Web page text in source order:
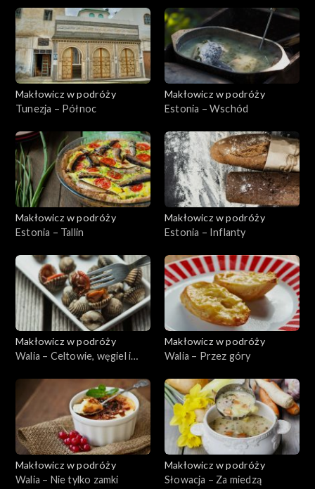
Makłowicz w podróży
Tunezja – Północ
Makłowicz w podróży
Estonia – Wschód
Makłowicz w podróży
Estonia – Tallin
Makłowicz w podróży
Estonia – Inflanty
Makłowicz w podróży
Walia – Celtowie, węgiel i
Makłowicz w podróży
Walia – Przez góry
Makłowicz w podróży
Walia – Nie tylko zamki
Makłowicz w podróży
Słowacja – Za miedzą